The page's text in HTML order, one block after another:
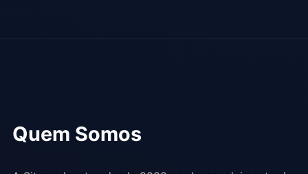
Quem Somos